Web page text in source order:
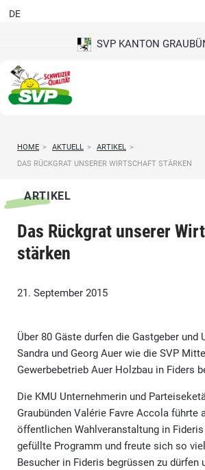
SVP KANTON
DE
HOME > AKTUELL > ARTIKEL >
DAS RÜCKGRAT UNSERER WIRTSCHAFT STÄRKEN
ARTIKEL
Das Rückgrat unserer
stärken
21. September 2015
Über 80 Gäste durfen die Gastgeber und
Sandra und Georg Auer wie die SVP
Gewerbebetrieb Auer Holzbau in Fiders
Die KMU Unternehmerin und
Graubünden Valérie Favre Accola führte
öffentlichen Wahlveranstaltung in
gefüllte Programm und freute sich so
Besucher in Fideris begrüssen zu dürfen